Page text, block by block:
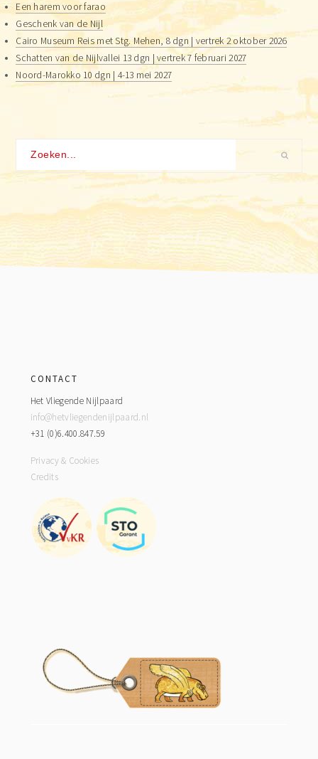
Een harem voor farao
Geschenk van de Nijl
Cairo Museum Reis met Stg. Mehen, 8 dgn | vertrek 2 oktober 2026
Schatten van de Nijlvallei 13 dgn | vertrek 7 februari 2027
Noord-Marokko 10 dgn | 4-13 mei 2027
CONTACT
Het Vliegende Nijlpaard
info@hetvliegendenijlpaard.nl
+31 (0)6.400.847.59
Privacy & Cookies
Credits